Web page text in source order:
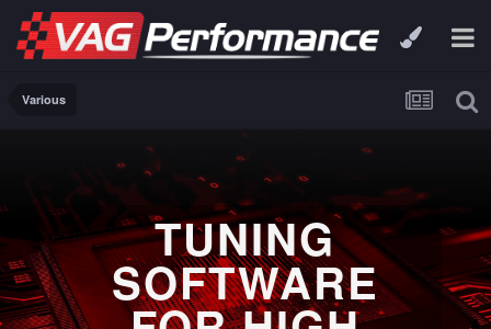
Various
TUNING
SOFTWARE